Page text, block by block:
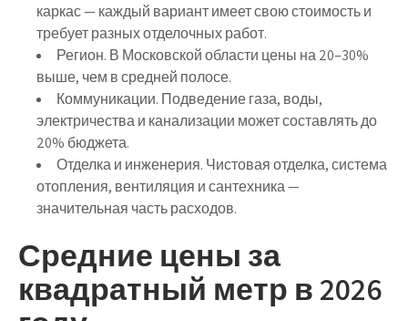
каркас — каждый вариант имеет свою стоимость и
требует разных отделочных работ.
Регион. В Московской области цены на 20–30%
выше, чем в средней полосе.
Коммуникации. Подведение газа, воды,
электричества и канализации может составлять до
20% бюджета.
Отделка и инженерия. Чистовая отделка, система
отопления, вентиляция и сантехника —
значительная часть расходов.
Средние цены за
квадратный метр в 2026